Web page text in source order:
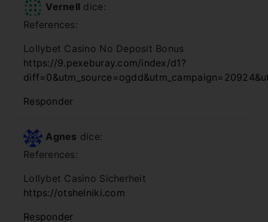
Vernell dice:
References:
Lollybet Casino No Deposit Bonus
https://9.pexeburay.com/index/d1?
Responder
Agnes dice:
References:
Lollybet Casino Sicherheit
https://otshelniki.com
Responder